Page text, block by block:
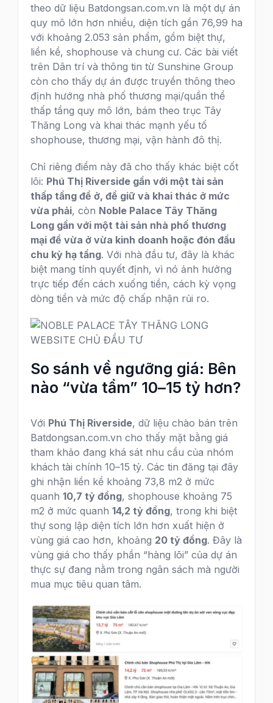
theo dữ liệu Batdongsan.com.vn là một dự án
quy mô lớn hơn nhiều, diện tích gần 76,99 ha
với khoảng 2.053 sản phẩm, gồm biệt thự,
liền kề, shophouse và chung cư. Các bài viết
trên Dân trí và thông tin từ Sunshine Group
còn cho thấy dự án được truyền thông theo
định hướng nhà phố thương mại/quần thể
thấp tầng quy mô lớn, bám theo trục Tây
Thăng Long và khai thác mạnh yếu tố
shophouse, thương mại, vận hành đô thị.
Chỉ riêng điểm này đã cho thấy khác biệt cốt
lõi: Phú Thị Riverside gần với một tài sản
thấp tầng để ở, để giữ và khai thác ở mức
vừa phải, còn Noble Palace Tây Thăng
Long gần với một tài sản nhà phố thương
mại để vừa ở vừa kinh doanh hoặc đón đầu
chu kỳ hạ tầng. Với nhà đầu tư, đây là khác
biệt mang tính quyết định, vì nó ảnh hưởng
trực tiếp đến cách xuống tiền, cách kỳ vọng
dòng tiền và mức độ chấp nhận rủi ro.
So sánh về ngưỡng giá: Bên
nào “vừa tầm” 10–15 tỷ hơn?
Với Phú Thị Riverside, dữ liệu chào bán trên
Batdongsan.com.vn cho thấy mặt bằng giá
tham khảo đang khá sát nhu cầu của nhóm
khách tài chính 10–15 tỷ. Các tin đăng tại đây
ghi nhận liền kề khoảng 73,8 m2 ở mức
quanh 10,7 tỷ đồng, shophouse khoảng 75
m2 ở mức quanh 14,2 tỷ đồng, trong khi biệt
thự song lập diện tích lớn hơn xuất hiện ở
vùng giá cao hơn, khoảng 20 tỷ đồng. Đây là
vùng giá cho thấy phần “hàng lõi” của dự án
thực sự đang nằm trong ngân sách mà người
mua mục tiêu quan tâm.